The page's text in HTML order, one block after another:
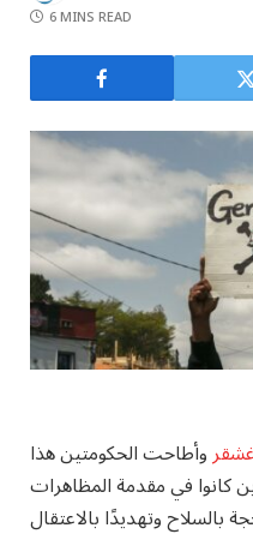
6 MINS READ
وأطاحت الحكومتين هذا
كانوا في مقدمة المظاهرات